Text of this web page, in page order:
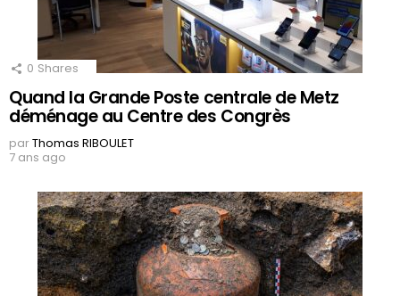
0 Shares
Quand la Grande Poste centrale de Metz
déménage au Centre des Congrès
parThomas RIBOULET
7 ans ago